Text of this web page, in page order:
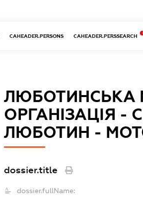
CAHEADER.PERSONS CAHEADER.PERSSEARCH
ЛЮБОТИНСЬКА
ОРГАНІЗАЦІЯ -
ЛЮБОТИН -
dossier.title
dossier.fullName: